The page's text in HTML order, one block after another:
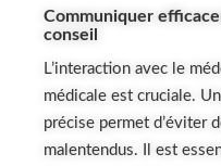
Communiquer
conseil
L’interaction avec le
médicale est cruciale.
précise permet d’éviter
malentendus. Il est